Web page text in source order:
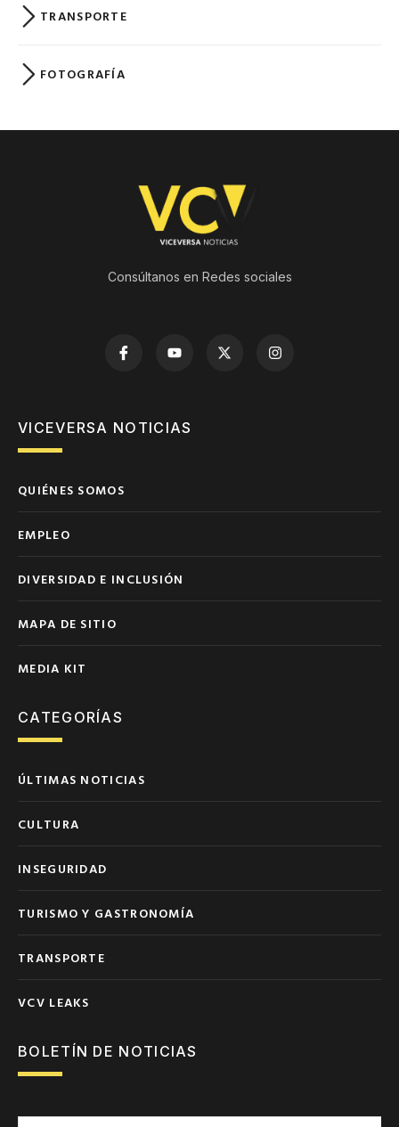
TRANSPORTE
FOTOGRAFÍA
Consúltanos en Redes sociales
VICEVERSA NOTICIAS
QUIÉNES SOMOS
EMPLEO
DIVERSIDAD E INCLUSIÓN
MAPA DE SITIO
MEDIA KIT
CATEGORÍAS
ÚLTIMAS NOTICIAS
CULTURA
INSEGURIDAD
TURISMO Y GASTRONOMÍA
TRANSPORTE
VCV LEAKS
BOLETÍN DE NOTICIAS